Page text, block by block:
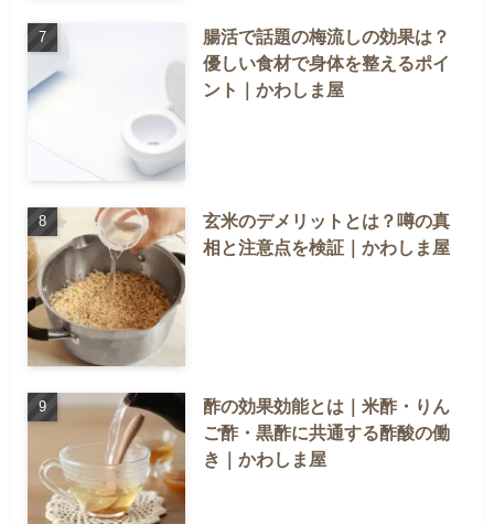
腸活で話題の梅流しの効果は？
優しい食材で身体を整えるポイ
ント｜かわしま屋
玄米のデメリットとは？噂の真
相と注意点を検証｜かわしま屋
酢の効果効能とは｜米酢・りん
ご酢・黒酢に共通する酢酸の働
き｜かわしま屋